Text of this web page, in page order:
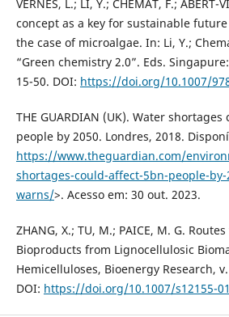
VERNÈS, L.; LI, Y.; CHEMAT, F.;
concept as a key for sustainable
the case of microalgae. In: Li, Y.;
“Green chemistry 2.0”. Eds.
15-50. DOI: https://doi.org/10.1007/
THE GUARDIAN (UK). Water
people by 2050. Londres, 2018.
https://www.theguardian.com/
shortages-could-affect-5bn-people-
warns/>. Acesso em: 30 out. 2023.
ZHANG, X.; TU, M.; PAICE, M. G.
Bioproducts from Lignocellulosic
Hemicelluloses, Bioenergy Research,
DOI: https://doi.org/10.1007/s12155-